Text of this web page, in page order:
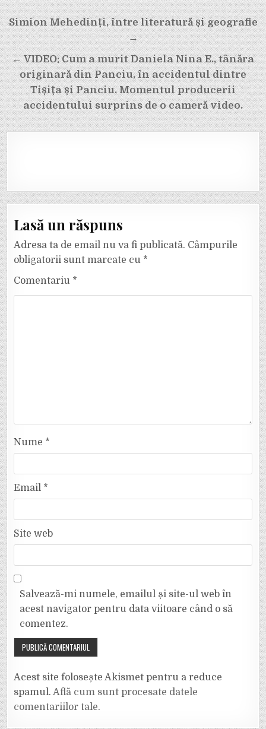
Navigare
în
articole
Simion Mehedinți, între literatură și geografie
→
← VIDEO: Cum a murit Daniela Nina E., tânăra
originară din Panciu, în accidentul dintre
Tișița și Panciu. Momentul producerii
accidentului surprins de o cameră video.
Lasă un răspuns
Adresa ta de email nu va fi publicată. Câmpurile
obligatorii sunt marcate cu *
Comentariu *
Nume *
Email *
Site web
Salvează-mi numele, emailul și site-ul web în
acest navigator pentru data viitoare când o să
comentez.
Acest site folosește Akismet pentru a reduce
spamul. Află cum sunt procesate datele
comentariilor tale.